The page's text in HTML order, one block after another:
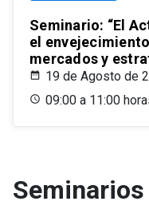
Seminario: “El
el
mercados y
19 de Agosto de
09:00 a 11:00
Seminarios